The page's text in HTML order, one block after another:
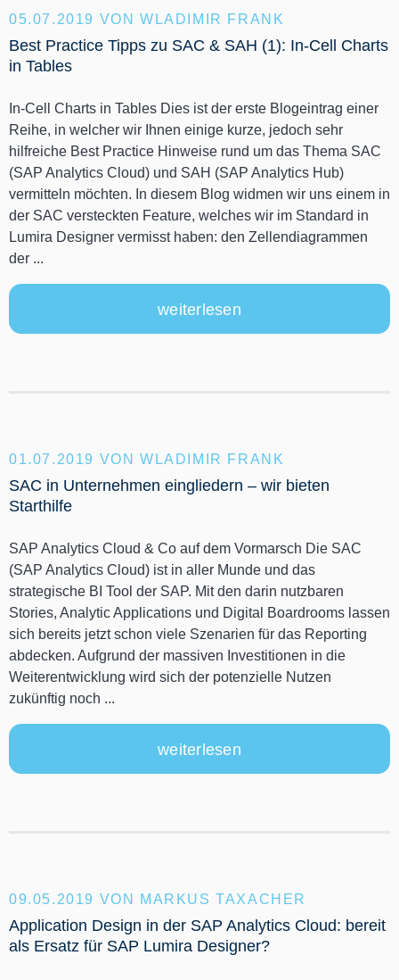
05.07.2019 VON WLADIMIR FRANK
Best Practice Tipps zu SAC & SAH (1): In-Cell Charts
in Tables
In-Cell Charts in Tables Dies ist der erste Blogeintrag einer
Reihe, in welcher wir Ihnen einige kurze, jedoch sehr
hilfreiche Best Practice Hinweise rund um das Thema SAC
(SAP Analytics Cloud) und SAH (SAP Analytics Hub)
vermitteln möchten. In diesem Blog widmen wir uns einem in
der SAC versteckten Feature, welches wir im Standard in
Lumira Designer vermisst haben: den Zellendiagrammen
der ...
weiterlesen
01.07.2019 VON WLADIMIR FRANK
SAC in Unternehmen eingliedern – wir bieten
Starthilfe
SAP Analytics Cloud & Co auf dem Vormarsch Die SAC
(SAP Analytics Cloud) ist in aller Munde und das
strategische BI Tool der SAP. Mit den darin nutzbaren
Stories, Analytic Applications und Digital Boardrooms lassen
sich bereits jetzt schon viele Szenarien für das Reporting
abdecken. Aufgrund der massiven Investitionen in die
Weiterentwicklung wird sich der potenzielle Nutzen
zukünftig noch ...
weiterlesen
09.05.2019 VON MARKUS TAXACHER
Application Design in der SAP Analytics Cloud: bereit
als Ersatz für SAP Lumira Designer?